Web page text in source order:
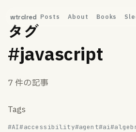
wtrclred Posts About Books
タグ
#javascript
7 件の記事
Tags
#AI#accessibility#agent#ai